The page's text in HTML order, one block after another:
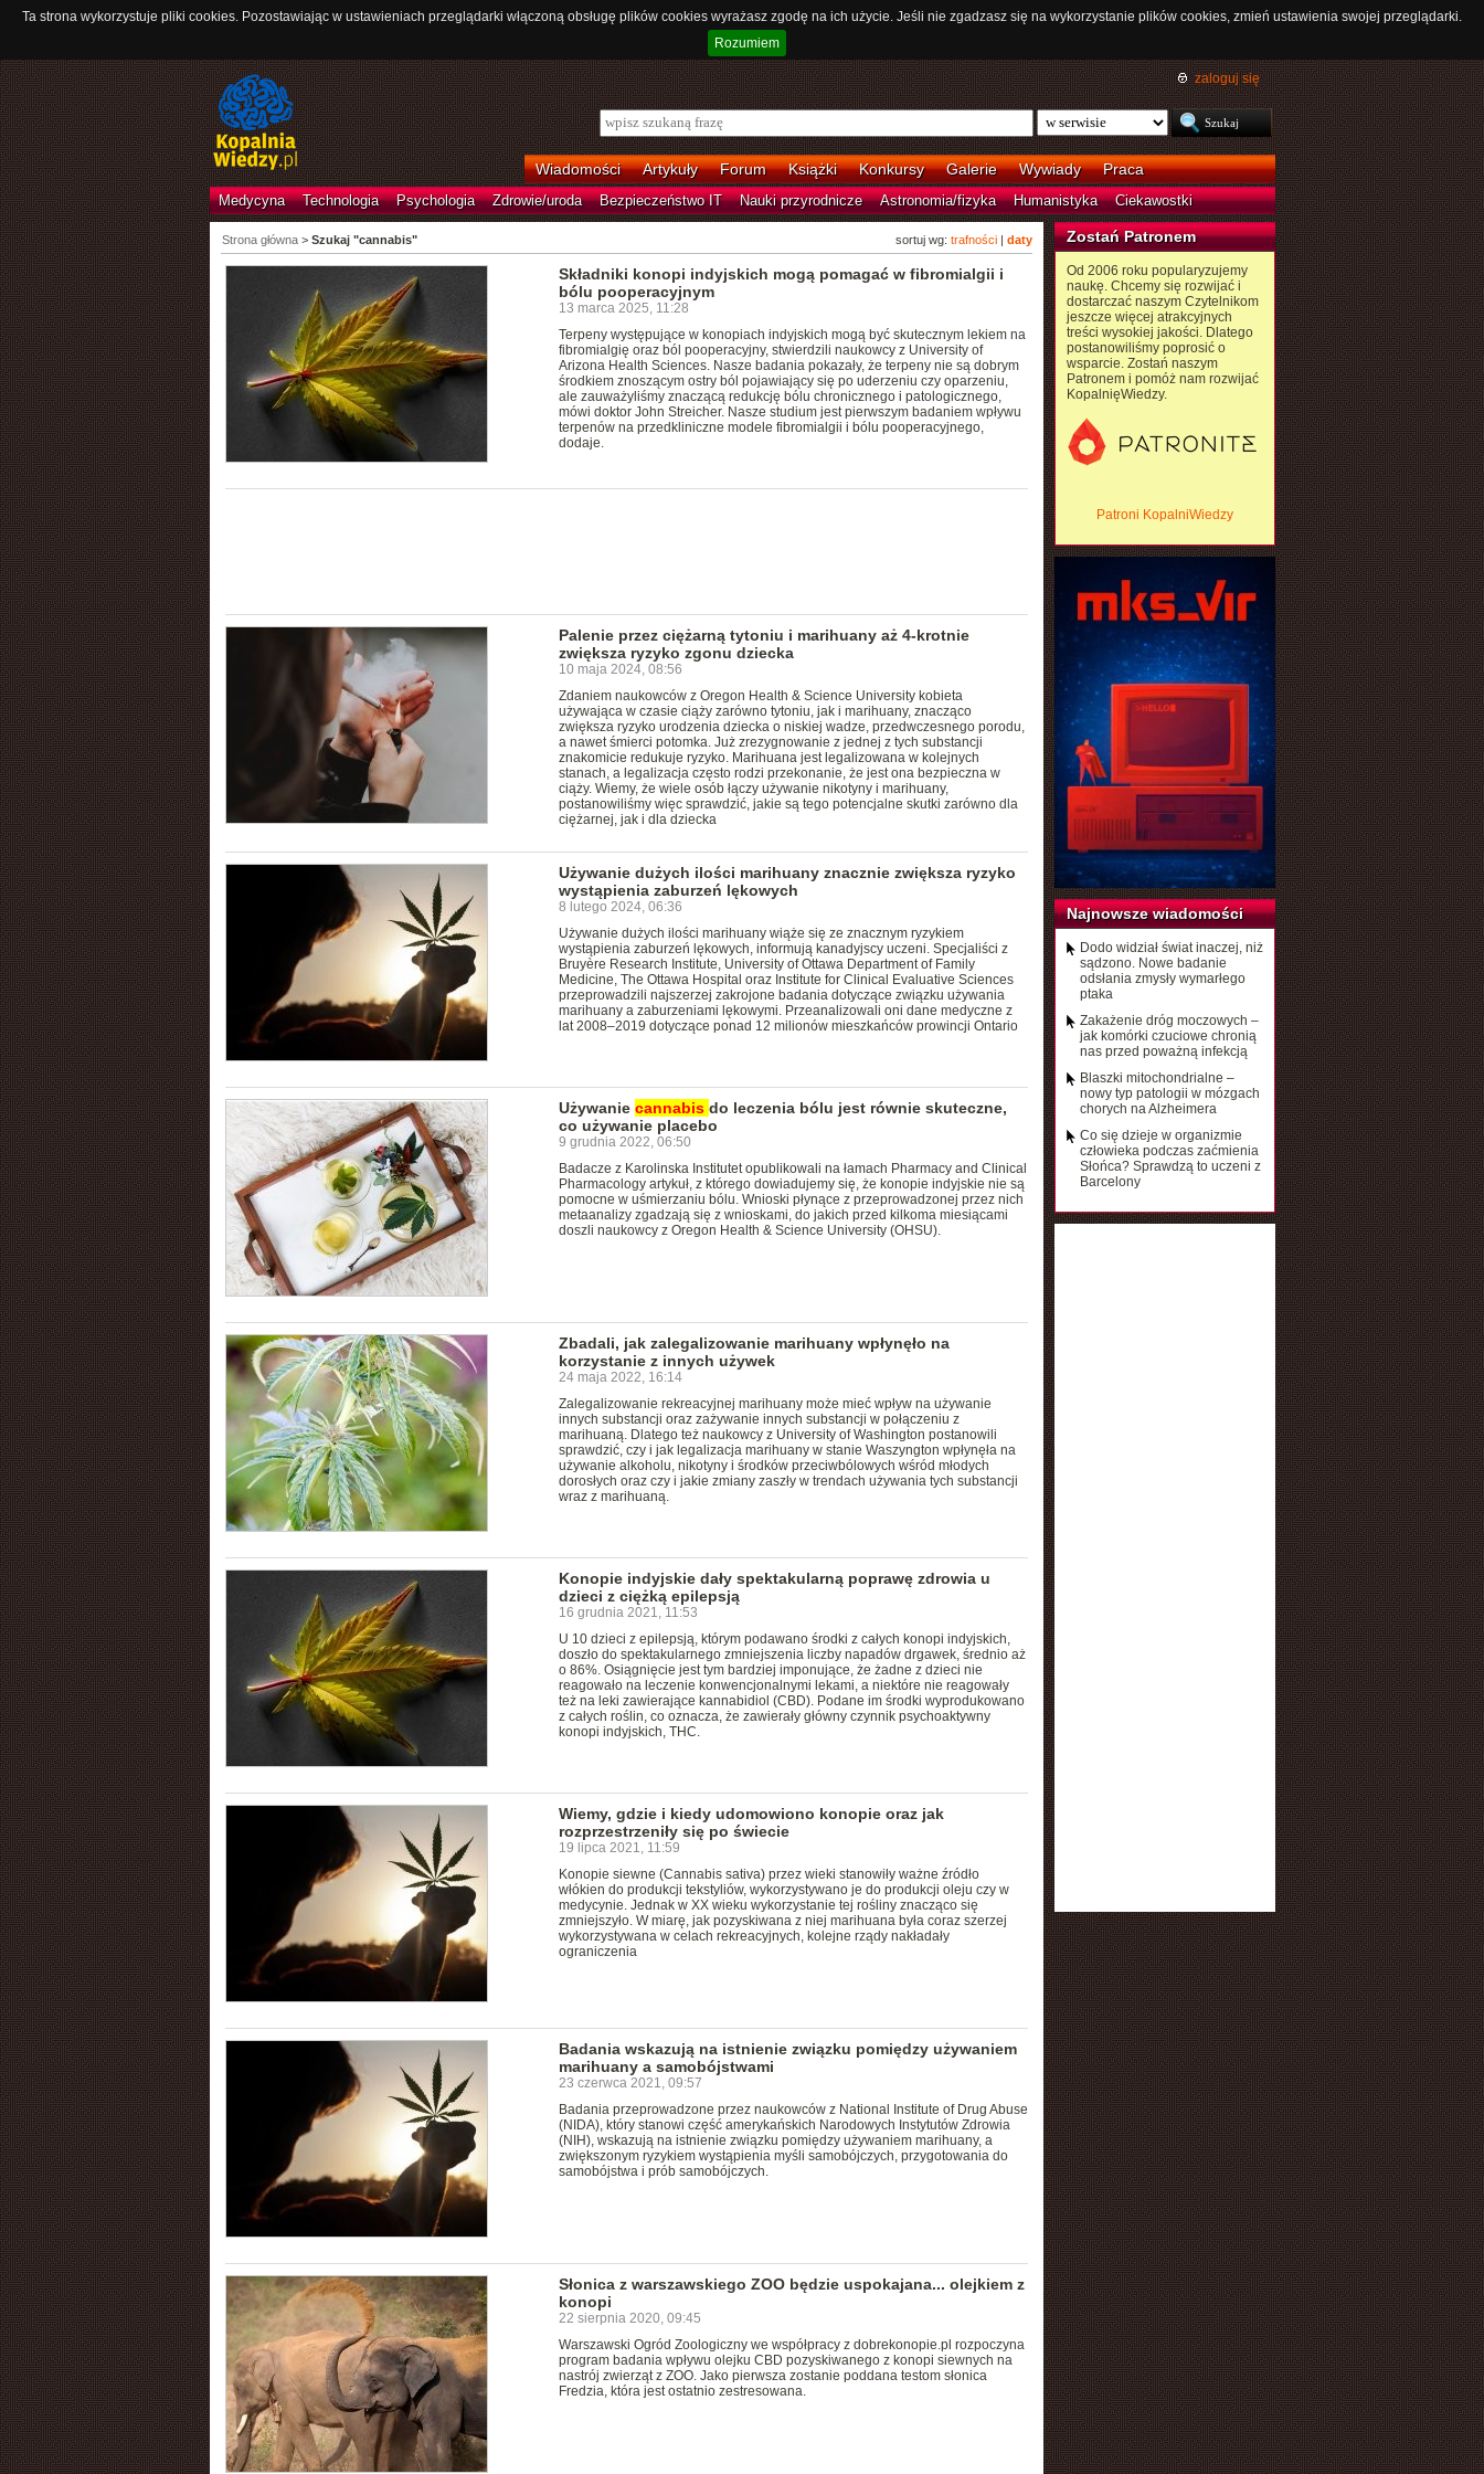
Ta strona wykorzystuje pliki cookies. Pozostawiając w ustawieniach przeglądarki włączoną obsługę plików cookies wyrażasz zgodę na ich użycie. Jeśli nie zgadzasz się na wykorzystanie plików cookies, zmień ustawienia swojej przeglądarki.
Rozumiem
zaloguj się
Wiadomości Artykuły Forum Książki Konkursy Galerie Wywiady Praca
Medycyna Technologia Psychologia Zdrowie/uroda Bezpieczeństwo IT Nauki przyrodnicze Astronomia/fizyka Humanistyka Ciekawostki
sortuj wg: trafności| daty
Strona główna> Szukaj "cannabis"
Składniki konopi indyjskich mogą pomagać w fibromialgii i
bólu pooperacyjnym
13 marca 2025, 11:28
Terpeny występujące w konopiach indyjskich mogą być skutecznym lekiem na
fibromialgię oraz ból pooperacyjny, stwierdzili naukowcy z University of
Arizona Health Sciences. Nasze badania pokazały, że terpeny nie są dobrym
środkiem znoszącym ostry ból pojawiający się po uderzeniu czy oparzeniu,
ale zauważyliśmy znaczącą redukcję bólu chronicznego i patologicznego,
mówi doktor John Streicher. Nasze studium jest pierwszym badaniem wpływu
terpenów na przedkliniczne modele fibromialgii i bólu pooperacyjnego,
dodaje.
Palenie przez ciężarną tytoniu i marihuany aż 4-krotnie
zwiększa ryzyko zgonu dziecka
10 maja 2024, 08:56
Zdaniem naukowców z Oregon Health & Science University kobieta
używająca w czasie ciąży zarówno tytoniu, jak i marihuany, znacząco
zwiększa ryzyko urodzenia dziecka o niskiej wadze, przedwczesnego porodu,
a nawet śmierci potomka. Już zrezygnowanie z jednej z tych substancji
znakomicie redukuje ryzyko. Marihuana jest legalizowana w kolejnych
stanach, a legalizacja często rodzi przekonanie, że jest ona bezpieczna w
ciąży. Wiemy, że wiele osób łączy używanie nikotyny i marihuany,
postanowiliśmy więc sprawdzić, jakie są tego potencjalne skutki zarówno dla
ciężarnej, jak i dla dziecka
Używanie dużych ilości marihuany znacznie zwiększa ryzyko
wystąpienia zaburzeń lękowych
8 lutego 2024, 06:36
Używanie dużych ilości marihuany wiąże się ze znacznym ryzykiem
wystąpienia zaburzeń lękowych, informują kanadyjscy uczeni. Specjaliści z
Bruyère Research Institute, University of Ottawa Department of Family
Medicine, The Ottawa Hospital oraz Institute for Clinical Evaluative Sciences
przeprowadzili najszerzej zakrojone badania dotyczące związku używania
marihuany a zaburzeniami lękowymi. Przeanalizowali oni dane medyczne z
lat 2008–2019 dotyczące ponad 12 milionów mieszkańców prowincji Ontario
Używanie cannabis do leczenia bólu jest równie skuteczne,
co używanie placebo
9 grudnia 2022, 06:50
Badacze z Karolinska Institutet opublikowali na łamach Pharmacy and Clinical
Pharmacology artykuł, z którego dowiadujemy się, że konopie indyjskie nie są
pomocne w uśmierzaniu bólu. Wnioski płynące z przeprowadzonej przez nich
metaanalizy zgadzają się z wnioskami, do jakich przed kilkoma miesiącami
doszli naukowcy z Oregon Health & Science University (OHSU).
Zbadali, jak zalegalizowanie marihuany wpłynęło na
korzystanie z innych używek
24 maja 2022, 16:14
Zalegalizowanie rekreacyjnej marihuany może mieć wpływ na używanie
innych substancji oraz zażywanie innych substancji w połączeniu z
marihuaną. Dlatego też naukowcy z University of Washington postanowili
sprawdzić, czy i jak legalizacja marihuany w stanie Waszyngton wpłynęła na
używanie alkoholu, nikotyny i środków przeciwbólowych wśród młodych
dorosłych oraz czy i jakie zmiany zaszły w trendach używania tych substancji
wraz z marihuaną.
Konopie indyjskie dały spektakularną poprawę zdrowia u
dzieci z ciężką epilepsją
16 grudnia 2021, 11:53
U 10 dzieci z epilepsją, którym podawano środki z całych konopi indyjskich,
doszło do spektakularnego zmniejszenia liczby napadów drgawek, średnio aż
o 86%. Osiągnięcie jest tym bardziej imponujące, że żadne z dzieci nie
reagowało na leczenie konwencjonalnymi lekami, a niektóre nie reagowały
też na leki zawierające kannabidiol (CBD). Podane im środki wyprodukowano
z całych roślin, co oznacza, że zawierały główny czynnik psychoaktywny
konopi indyjskich, THC.
Wiemy, gdzie i kiedy udomowiono konopie oraz jak
rozprzestrzeniły się po świecie
19 lipca 2021, 11:59
Konopie siewne (Cannabis sativa) przez wieki stanowiły ważne źródło
włókien do produkcji tekstyliów, wykorzystywano je do produkcji oleju czy w
medycynie. Jednak w XX wieku wykorzystanie tej rośliny znacząco się
zmniejszyło. W miarę, jak pozyskiwana z niej marihuana była coraz szerzej
wykorzystywana w celach rekreacyjnych, kolejne rządy nakładały
ograniczenia
Badania wskazują na istnienie związku pomiędzy używaniem
marihuany a samobójstwami
23 czerwca 2021, 09:57
Badania przeprowadzone przez naukowców z National Institute of Drug Abuse
(NIDA), który stanowi część amerykańskich Narodowych Instytutów Zdrowia
(NIH), wskazują na istnienie związku pomiędzy używaniem marihuany, a
zwiększonym ryzykiem wystąpienia myśli samobójczych, przygotowania do
samobójstwa i prób samobójczych.
Słonica z warszawskiego ZOO będzie uspokajana... olejkiem z
konopi
22 sierpnia 2020, 09:45
Warszawski Ogród Zoologiczny we współpracy z dobrekonopie.pl rozpoczyna
program badania wpływu olejku CBD pozyskiwanego z konopi siewnych na
nastrój zwierząt z ZOO. Jako pierwsza zostanie poddana testom słonica
Fredzia, która jest ostatnio zestresowana.
Zostań Patronem
Od 2006 roku popularyzujemy
naukę. Chcemy się rozwijać i
dostarczać naszym Czytelnikom
jeszcze więcej atrakcyjnych
treści wysokiej jakości. Dlatego
postanowiliśmy poprosić o
wsparcie. Zostań naszym
Patronem i pomóż nam rozwijać
KopalnięWiedzy.
Patroni KopalniWiedzy
Najnowsze wiadomości
Dodo widział świat inaczej, niż
sądzono. Nowe badanie
odsłania zmysły wymarłego
ptaka
Zakażenie dróg moczowych –
jak komórki czuciowe chronią
nas przed poważną infekcją
Blaszki mitochondrialne –
nowy typ patologii w mózgach
chorych na Alzheimera
Co się dzieje w organizmie
człowieka podczas zaćmienia
Słońca? Sprawdzą to uczeni z
Barcelony